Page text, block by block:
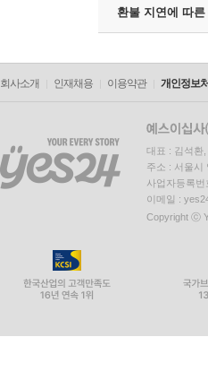
환불 지연에 따른
회사소개 인재채용 이용약관 개인정보
대표 : 김석환
주소 : 서울시
사업자등록
이메일 :
Copyright ⓒ